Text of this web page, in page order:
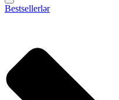
Bestsellerlər